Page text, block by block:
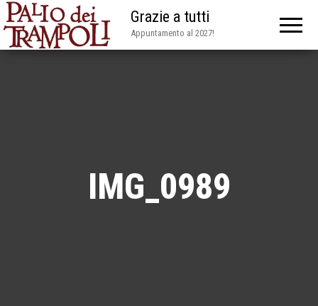
Grazie a tutti
Appuntamento al 2027!
IMG_0989